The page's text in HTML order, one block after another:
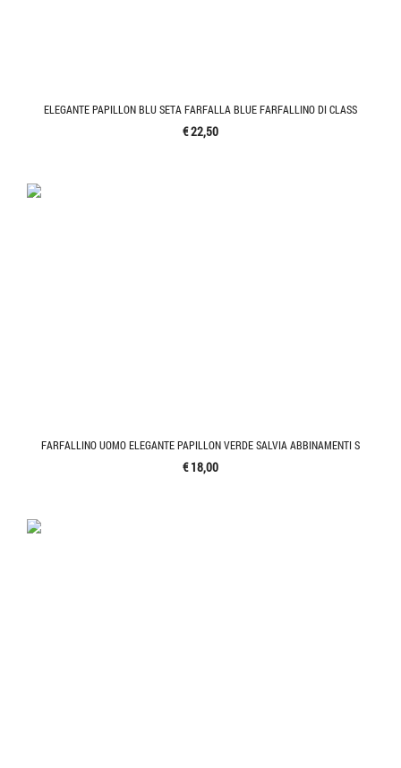
ELEGANTE PAPILLON BLU SETA FARFALLA BLUE FARFALLINO DI CLASS
€ 22,50
FARFALLINO UOMO ELEGANTE PAPILLON VERDE SALVIA ABBINAMENTI S
€ 18,00